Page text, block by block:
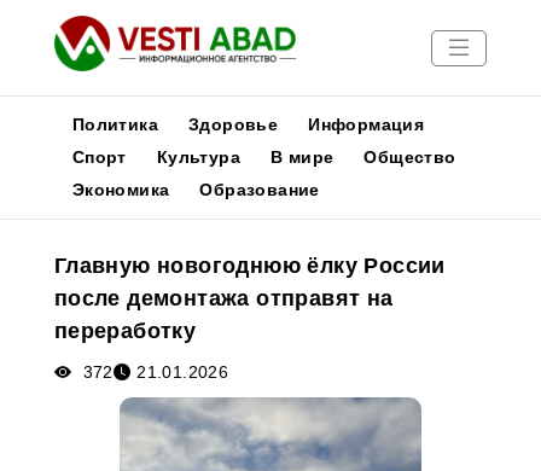
Новости
Медиа
Афиша
Политика Здоровье
Информация
Спорт
Культура В мире
Общество
Экономика
Образование
Главную новогоднюю ёлку России
после демонтажа отправят на
переработку
372 21.01.2026